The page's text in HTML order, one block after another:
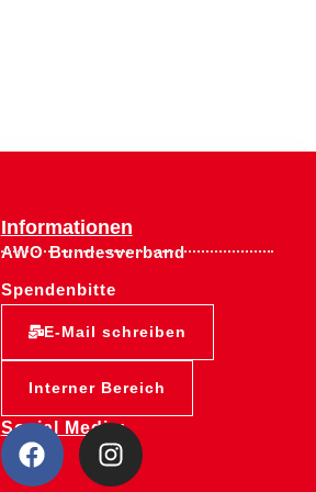
Informationen
AWO Bundesverband
Spendenbitte
E-Mail schreiben
Interner Bereich
Social Media: